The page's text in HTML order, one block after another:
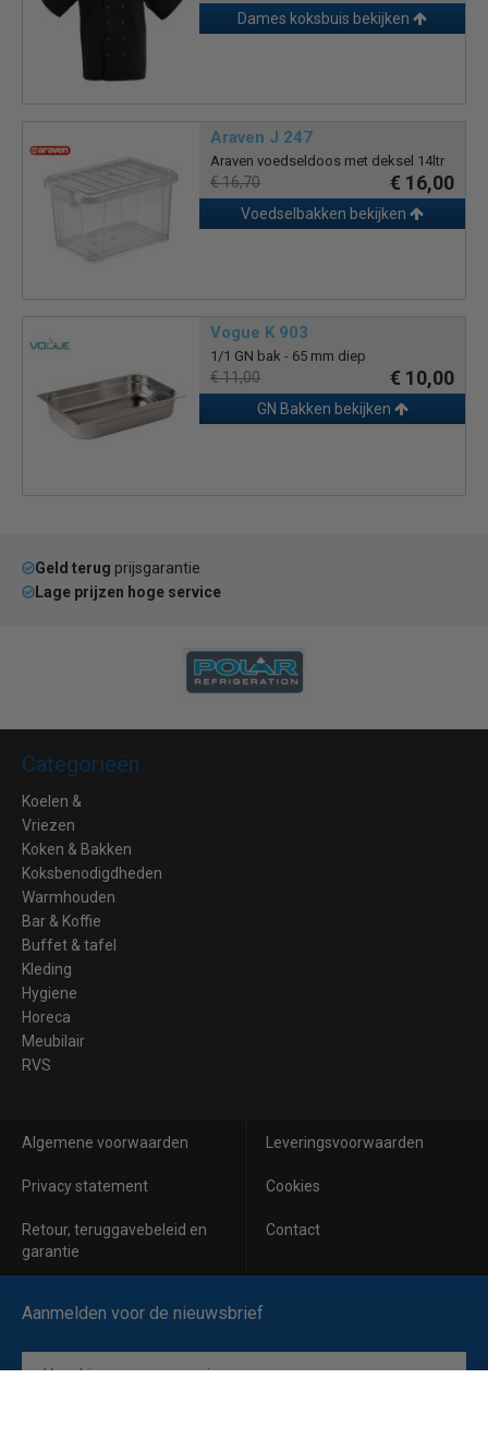
Dames koksbuis bekijken
Araven J 247
Araven voedseldoos met deksel 14ltr
€ 16,70 € 16,00
Voedselbakken bekijken
Vogue K 903
1/1 GN bak - 65 mm diep
€ 11,00 € 10,00
GN Bakken bekijken
Geld terug prijsgarantie
Lage prijzen hoge service
Categorieën
Koelen &
Vriezen
Koken & Bakken
Koksbenodigdheden
Warmhouden
Bar & Koffie
Buffet & tafel
Kleding
Hygiene
Horeca
Meubilair
RVS
Algemene voorwaarden Leveringsvoorwaarden
Privacy statement Cookies
Retour, teruggavebeleid en
garantie
Contact
Aanmelden voor de nieuwsbrief